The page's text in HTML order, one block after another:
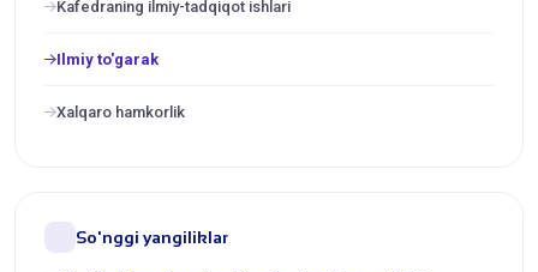
Kafedraning ilmiy-tadqiqot ishlari
Ilmiy to'garak
Xalqaro hamkorlik
So'nggi yangiliklar